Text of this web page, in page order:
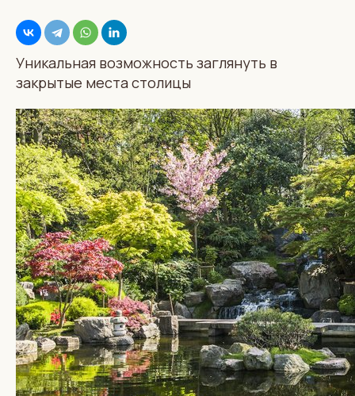
Уникальная возможность заглянуть в
закрытые места столицы